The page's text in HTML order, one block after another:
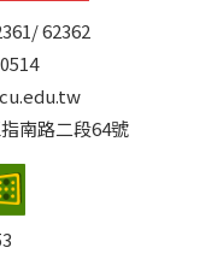
62362
南路二段64號